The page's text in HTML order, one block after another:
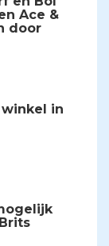
Ace &
door
in